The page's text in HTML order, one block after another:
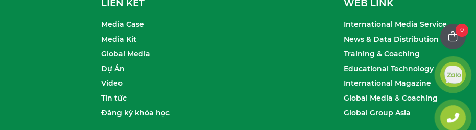
LIÊN KẾT
Media Case
Media Kit
Global Media
Dự Án
Video
Tin tức
Đăng ký khóa học
WEB LINK
International Media Service
News & Data Distribution
Training & Coaching
Educational Technology
International Magazine
Global Media & Coaching
Global Group Asia
0